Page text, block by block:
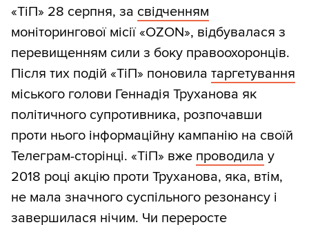
«ТіП» 28 серпня, за свідченням
моніторингової місії «OZON», відбувалася з
перевищенням сили з боку правоохоронців.
Після тих подій «ТіП» поновила таргетування
міського голови Геннадія Труханова як
політичного супротивника, розпочавши
проти нього інформаційну кампанію на своїй
Телеграм-сторінці. «ТіП» вже проводила у
2018 році акцію проти Труханова, яка, втім,
не мала значного суспільного резонансу і
завершилася нічим. Чи переросте